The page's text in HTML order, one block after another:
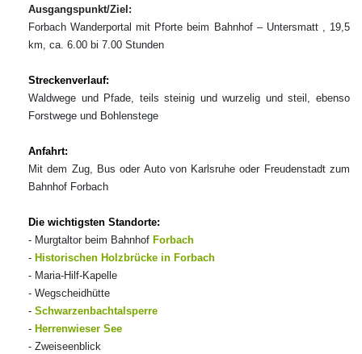
Ausgangspunkt/Ziel:
Forbach Wanderportal mit Pforte beim Bahnhof – Untersmatt , 19,5
km, ca. 6.00 bi 7.00 Stunden
Streckenverlauf:
Waldwege und Pfade, teils steinig und wurzelig und steil, ebenso
Forstwege und Bohlenstege
Anfahrt:
Mit dem Zug, Bus oder Auto von Karlsruhe oder Freudenstadt zum
Bahnhof Forbach
Die wichtigsten Standorte:
- Murgtaltor beim Bahnhof Forbach
- Historischen Holzbrücke in Forbach
- Maria-Hilf-Kapelle
- Wegscheidhütte
- Schwarzenbachtalsperre
- Herrenwieser See
- Zweiseenblick